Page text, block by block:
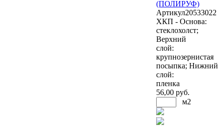
(ПОЛИРУФ)
Артикул20533022
ХКП - Основа:
стеклохолст;
Верхний
слой:
крупнозернистая
посыпка; Нижний
слой:
пленка
56,00 руб.
м2